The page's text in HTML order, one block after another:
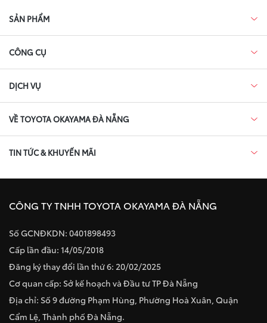
SẢN PHẨM
CÔNG CỤ
DỊCH VỤ
VỀ TOYOTA OKAYAMA ĐÀ NẴNG
TIN TỨC & KHUYẾN MÃI
CÔNG TY TNHH TOYOTA OKAYAMA ĐÀ NẴNG
Số GCNĐKDN: 0401898493
Cấp lần đầu: 14/05/2018
Đăng ký thay đổi lần thứ 6: 20/02/2025
Cơ quan cấp: Sở kế hoạch và Đầu tư TP Đà Nẵng
Địa chỉ: Số 9 đường Phạm Hùng, Phường Hoà Xuân, Quận
Cẩm Lệ, Thành phố Đà Nẵng.